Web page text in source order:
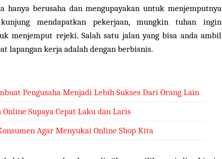
hanya berusaha dan mengupayakan untuk menjemputnya
mendapatkan pekerjaan, mungkin tuhan ingin
menjemput rejeki. Salah satu jalan yang bisa anda ambil
lapangan kerja adalah dengan berbisnis.
Pengusaha Menjadi Lebih Sukses Dari Orang Lain
Supaya Cepat Laku dan Laris
Agar Menyukai Online Shop Kita